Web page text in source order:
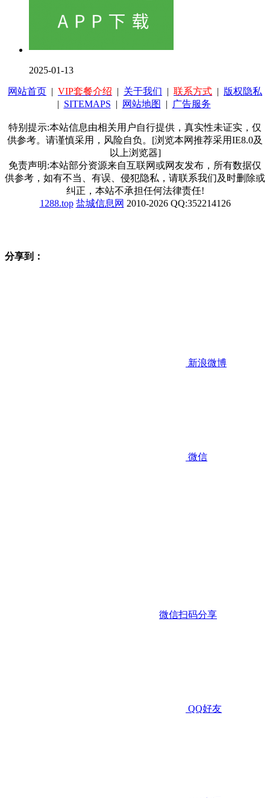
2025-01-13
网站首页 | VIP套餐介绍 | 关于我们 | 联系方式 | 版权隐私
| SITEMAPS | 网站地图 | 广告服务
特别提示:本站信息由相关用户自行提供，真实性未证实，仅
供参考。请谨慎采用，风险自负。[浏览本网推荐采用IE8.0及
以上浏览器]
免责声明:本站部分资源来自互联网或网友发布，所有数据仅
供参考，如有不当、有误、侵犯隐私，请联系我们及时删除或
纠正，本站不承担任何法律责任!
1288.top 盐城信息网 2010-2026 QQ:352214126
分享到：
新浪微博
微信
微信扫码分享
QQ好友